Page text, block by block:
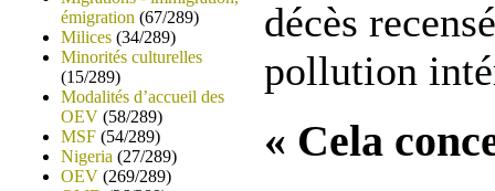
émigration (67/289)
Milices (34/289)
Minorités culturelles
(15/289)
Modalités d’accueil des
OEV (58/289)
MSF (54/289)
Nigeria (27/289)
OEV (269/289)
décès
pollution
« Cela